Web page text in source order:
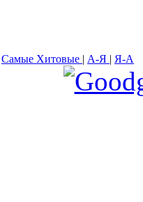
Самые Хитовые | А-Я | Я-А